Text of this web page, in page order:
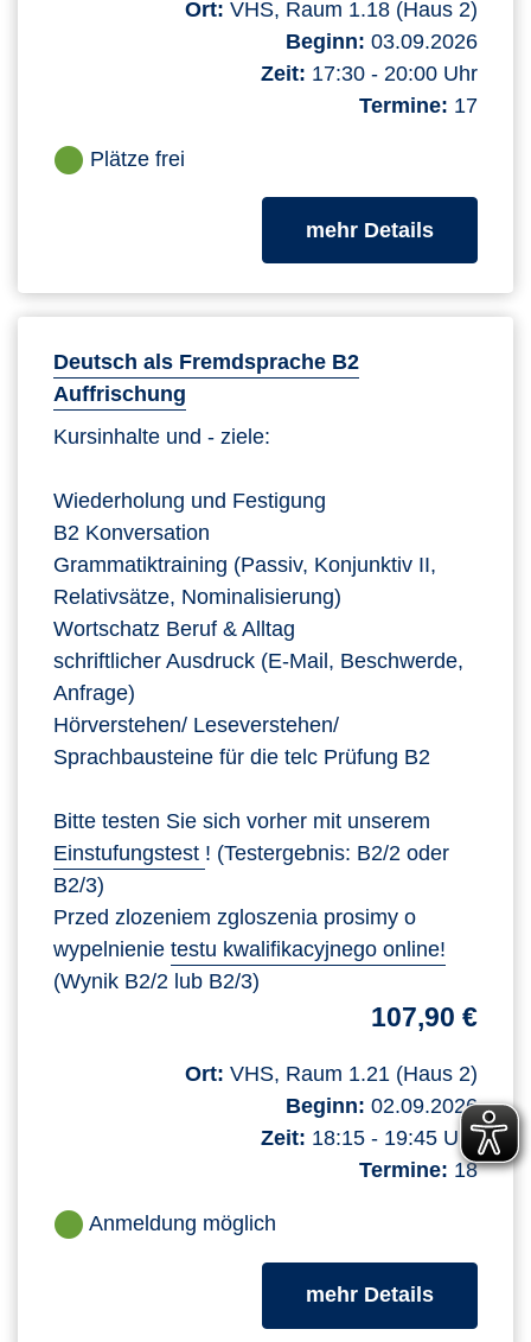
Ort: VHS, Raum 1.18 (Haus 2)
Beginn: 03.09.2026
Zeit: 17:30 - 20:00 Uhr
Termine: 17
Plätze frei
mehr Detailszum
Deutsch als Fremdsprache B2
Auffrischung
Kursinhalte und - ziele:
Wiederholung und Festigung
B2 Konversation
Grammatiktraining (Passiv, Konjunktiv II,
Relativsätze, Nominalisierung)
Wortschatz Beruf & Alltag
schriftlicher Ausdruck (E-Mail, Beschwerde,
Anfrage)
Hörverstehen/ Leseverstehen/
Sprachbausteine für die telc Prüfung B2
Bitte testen Sie sich vorher mit unserem
Einstufungstest ! (Testergebnis: B2/2 oder
B2/3)
Przed zlozeniem zgloszenia prosimy o
wypelnienie testu kwalifikacyjnego online!
(Wynik B2/2 lub B2/3)
107,90 €
Ort: VHS, Raum 1.21 (Haus 2)
Beginn: 02.09.2026
Zeit: 18:15 - 19:45 Uhr
Termine: 18
Anmeldung möglich
mehr Detailszum